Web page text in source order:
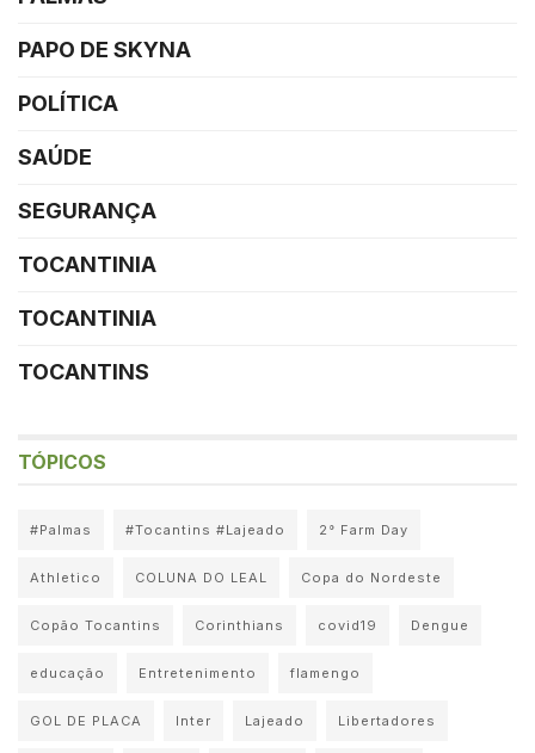
PAPO DE SKYNA
POLÍTICA
SAÚDE
SEGURANÇA
TOCANTINIA
TOCANTINIA
TOCANTINS
TÓPICOS
#Palmas #Tocantins #Lajeado 2° Farm Day
Athletico COLUNA DO LEAL Copa do Nordeste
Copão Tocantins Corinthians covid19 Dengue
educação Entretenimento flamengo
GOL DE PLACA Inter Lajeado Libertadores